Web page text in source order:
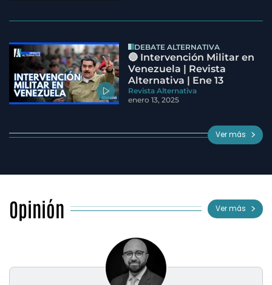
DEBATE ALTERNATIVA
🔵 Intervención Militar en
Venezuela | Revista
Alternativa | Ene 13
Revista Alternativa
enero 13, 2025
Ver más
Opinión Ver más